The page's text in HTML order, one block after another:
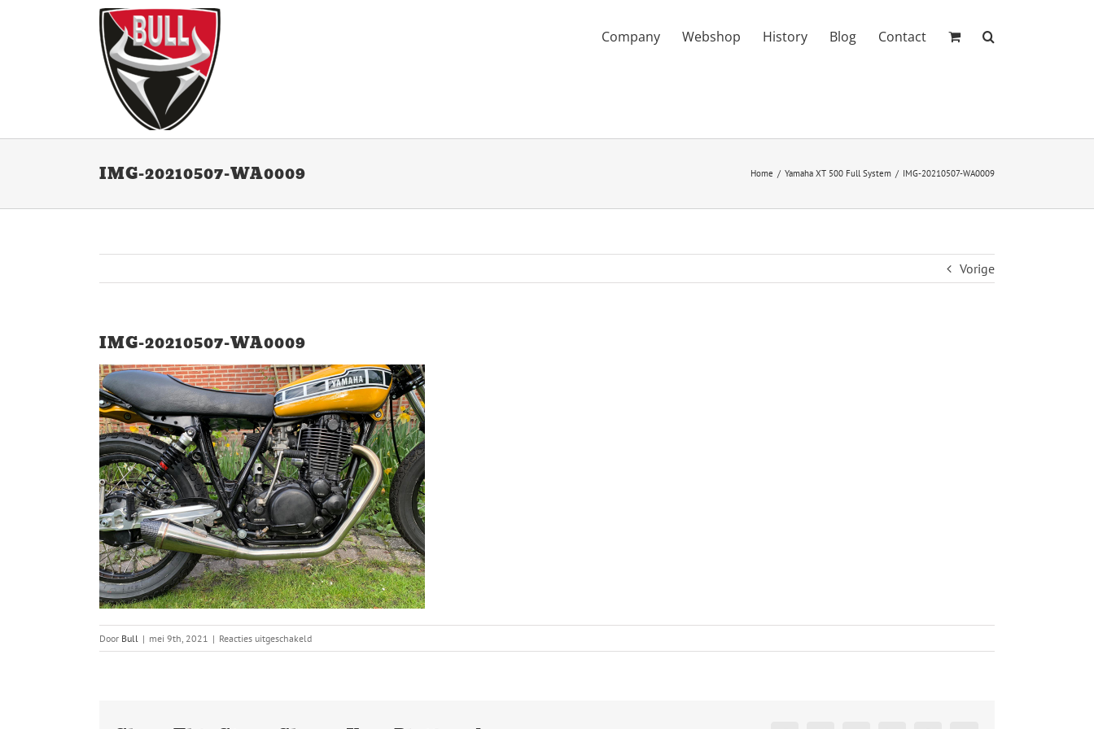
Company Webshop History Blog Contact
IMG-20210507-WA0009 Home Yamaha XT 500 Full System IMG-20210507-WA0009
Vorige
IMG-20210507-WA0009
Door Bull | mei 9th, 2021 | Reacties uitgeschakeldvoor
IMG-